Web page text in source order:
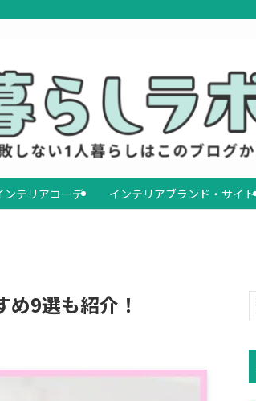
ンテリアコーデ インテリアブランド・サイト
9選も紹介！